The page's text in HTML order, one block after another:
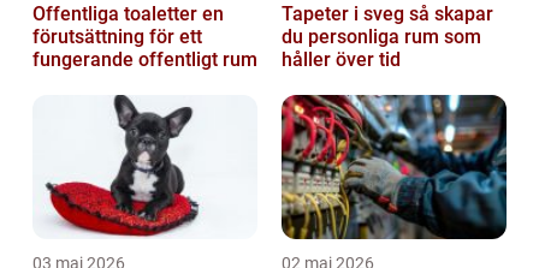
Offentliga toaletter en
förutsättning för ett
fungerande offentligt rum
Tapeter i sveg så skapar
du personliga rum som
håller över tid
03 maj 2026 02 maj 2026